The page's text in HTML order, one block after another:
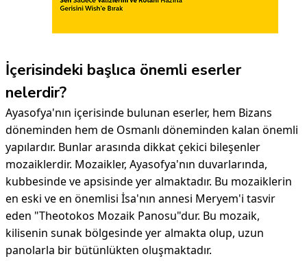
İçerisindeki başlıca önemli eserler
nelerdir?
Ayasofya'nın içerisinde bulunan eserler, hem Bizans
döneminden hem de Osmanlı döneminden kalan önemli
yapılardır. Bunlar arasında dikkat çekici bileşenler
mozaiklerdir. Mozaikler, Ayasofya'nın duvarlarında,
kubbesinde ve apsisinde yer almaktadır. Bu mozaiklerin
en eski ve en önemlisi İsa'nın annesi Meryem'i tasvir
eden "Theotokos Mozaik Panosu"dur. Bu mozaik,
kilisenin sunak bölgesinde yer almakta olup, uzun
panolarla bir bütünlükten oluşmaktadır.